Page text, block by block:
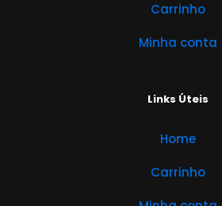
Carrinho
Minha conta
Links Úteis
Home
Carrinho